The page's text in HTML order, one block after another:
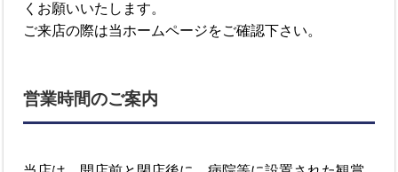
くお願いいたします。
ご来店の際は当ホームページをご確認下さい。
営業時間のご案内